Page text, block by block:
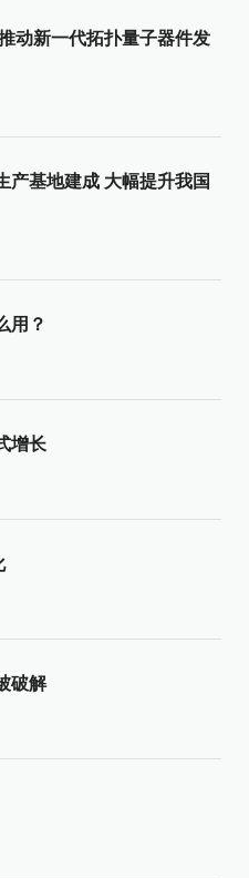
动新一代拓扑量子器件发
产基地建成 大幅提升我国
用？
增长
破解